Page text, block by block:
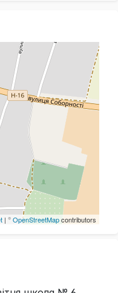
| ©OpenStreetMapcontributors